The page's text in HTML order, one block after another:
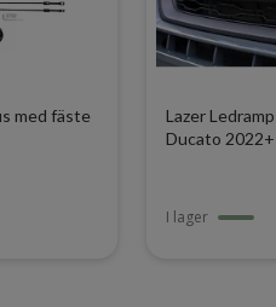
med fäste
Lazer
Ducato 2022+
I lager